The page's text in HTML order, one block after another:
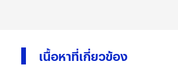
เนื้อหาที่เกี่ยวข้อง